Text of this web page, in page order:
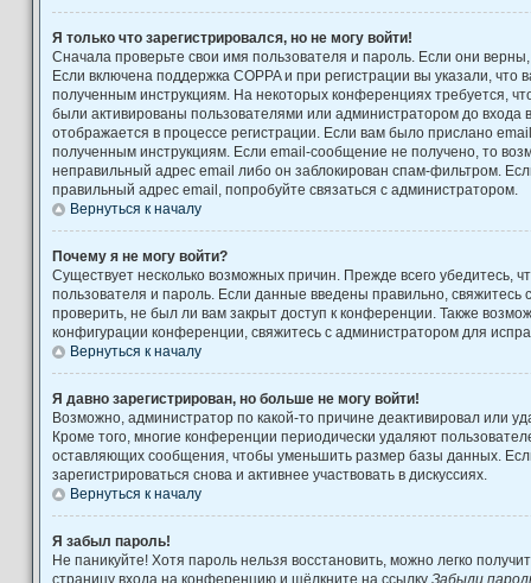
Я только что зарегистрировался, но не могу войти!
Сначала проверьте свои имя пользователя и пароль. Если они
Если включена поддержка COPPA и при регистрации вы указали, что
полученным инструкциям. На некоторых конференциях требуется,
были активированы пользователями или администратором до входа
отображается в процессе регистрации. Если вам было прислано
полученным инструкциям. Если email-сообщение не получено, то
неправильный адрес email либо он заблокирован спам-фильтром.
правильный адрес email, попробуйте связаться с администратором.
Вернуться к началу
Почему я не могу войти?
Существует несколько возможных причин. Прежде всего убедитесь,
пользователя и пароль. Если данные введены правильно, свяжитесь
проверить, не был ли вам закрыт доступ к конференции. Также
конфигурации конференции, свяжитесь с администратором для
Вернуться к началу
Я давно зарегистрирован, но больше не могу войти!
Возможно, администратор по какой-то причине деактивировал или
Кроме того, многие конференции периодически удаляют
оставляющих сообщения, чтобы уменьшить размер базы данных.
зарегистрироваться снова и активнее участвовать в дискуссиях.
Вернуться к началу
Я забыл пароль!
Не паникуйте! Хотя пароль нельзя восстановить, можно легко
страницу входа на конференцию и щёлкните на ссылку Забыли